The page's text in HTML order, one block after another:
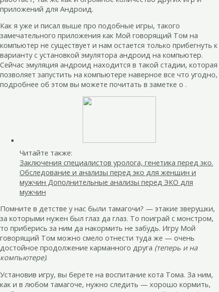
приложений для Андроид.
Как я уже и писал выше про подобные игры, такого
замечательного приложения как Мой говорящий Том на
компьютер не существует и нам остается только прибегнуть к
варианту с установкой эмулятора андроид на компьютер.
Сейчас эмуляция андроид находится в такой стадии, которая
позволяет запустить на компьютере наверное все что угодно,
подробнее об этом вы можете почитать в заметке о .
Читайте также:
Заключения специалистов уролога, генетика перед эко.
Обследование и анализы перед эко для женщин и
мужчин Дополнительные анализы перед ЭКО для
мужчин
Помните в детстве у нас были тамагочи? — этакие зверушки,
за которыми нужен был глаз да глаз. То поиграй с монстром,
то приберись за ним да накормить не забудь. Игру Мой
говорящий Том можно смело отнести туда же — очень
достойное продолжение карманного друга (теперь и на
компьютере).
Установив игру, вы берете на воспитание кота Тома. За ним,
как и в любом тамагоче, нужно следить — хорошо кормить,